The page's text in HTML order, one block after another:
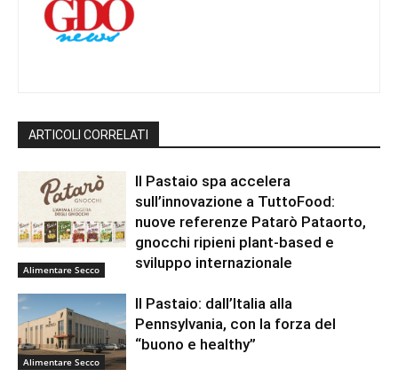
ARTICOLI CORRELATI
Alimentare Secco
Il Pastaio spa accelera
sull’innovazione a TuttoFood:
nuove referenze Patarò Pataorto,
gnocchi ripieni plant-based e
sviluppo internazionale
Alimentare Secco
Il Pastaio: dall’Italia alla
Pennsylvania, con la forza del
“buono e healthy”